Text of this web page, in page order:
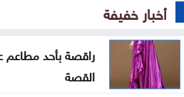
خلّف قتلى وجرحى .. هجوم
العثور على جثة شخص داخل
الاحتلال يقصف بلدة ميس
أخبار خفيفة
راقصة بأحد مطاعم
القصة